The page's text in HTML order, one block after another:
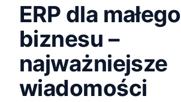
ERP dla małego
biznesu –
najważniejsze
wiadomości